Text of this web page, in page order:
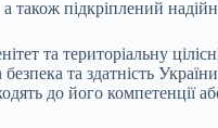
підкріплений
та територіальну
та здатність
до його компетенції